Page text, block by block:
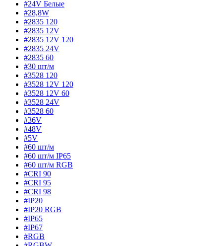
#24V Белые
#28,8W
#2835 120
#2835 12V
#2835 12V 120
#2835 24V
#2835 60
#30 шт/м
#3528 120
#3528 12V 120
#3528 12V 60
#3528 24V
#3528 60
#36V
#48V
#5V
#60 шт/м
#60 шт/м IP65
#60 шт/м RGB
#CRI 90
#CRI 95
#CRI 98
#IP20
#IP20 RGB
#IP65
#IP67
#RGB